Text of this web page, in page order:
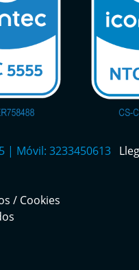
| Móvil: 3233450613
/ Cookies